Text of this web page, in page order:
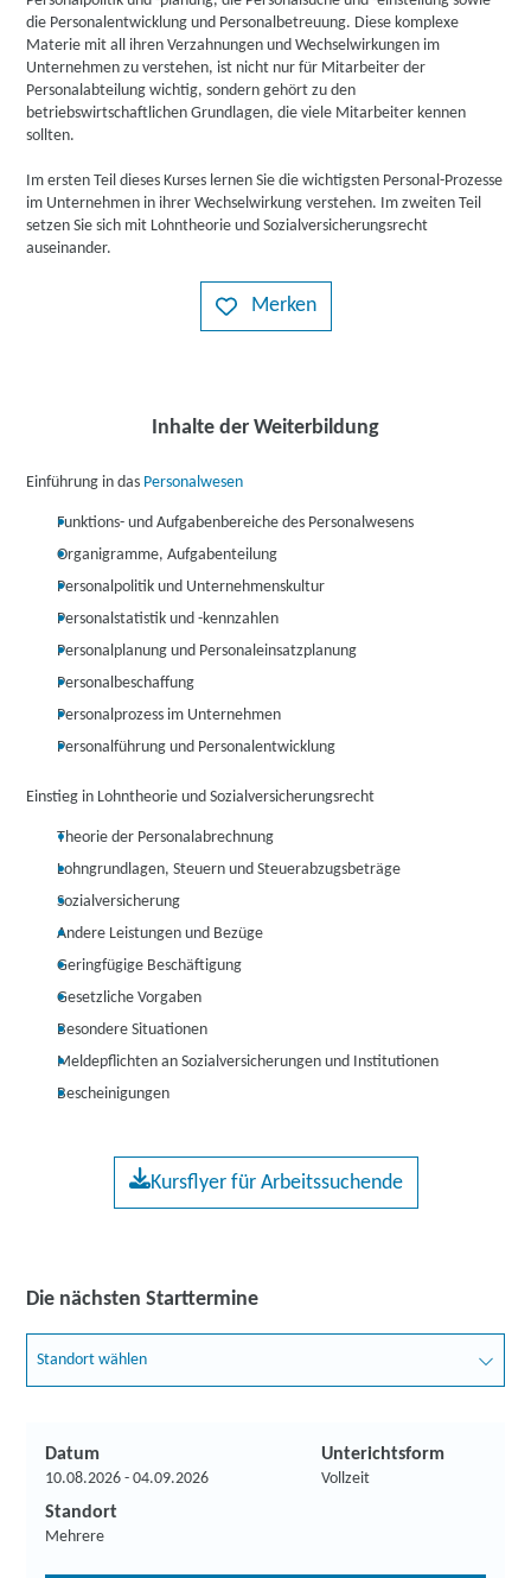
die Personalentwicklung und Personalbetreuung. Diese komplexe
Materie mit all ihren Verzahnungen und Wechselwirkungen im
Unternehmen zu verstehen, ist nicht nur für Mitarbeiter der
Personalabteilung wichtig, sondern gehört zu den
betriebswirtschaftlichen Grundlagen, die viele Mitarbeiter kennen
sollten.
Im ersten Teil dieses Kurses lernen Sie die wichtigsten Personal-Prozesse
im Unternehmen in ihrer Wechselwirkung verstehen. Im zweiten Teil
setzen Sie sich mit Lohntheorie und Sozialversicherungsrecht
auseinander.
Merken
Inhalte der Weiterbildung
Einführung in das Personalwesen
Funktions- und Aufgabenbereiche des Personalwesens
Organigramme, Aufgabenteilung
Personalpolitik und Unternehmenskultur
Personalstatistik und -kennzahlen
Personalplanung und Personaleinsatzplanung
Personalbeschaffung
Personalprozess im Unternehmen
Personalführung und Personalentwicklung
Einstieg in Lohntheorie und Sozialversicherungsrecht
Theorie der Personalabrechnung
Lohngrundlagen, Steuern und Steuerabzugsbeträge
Sozialversicherung
Andere Leistungen und Bezüge
Geringfügige Beschäftigung
Gesetzliche Vorgaben
Besondere Situationen
Meldepflichten an Sozialversicherungen und Institutionen
Bescheinigungen
Kursflyer für Arbeitssuchende
Die nächsten Starttermine
Standort wählen
Datum
10.08.2026 - 04.09.2026
Unterichtsform
Vollzeit
Standort
Mehrere